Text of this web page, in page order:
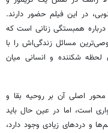
در این فیلم حضور دارند.
همبستگی زنانی است که
مسائل زندگی‌اش را با
لحظه شکننده و انسانی میان
محور اصلی آن بر روحیه بقا و
است، اما در عین حال باید
و دردهای زیادی وجود دارد،